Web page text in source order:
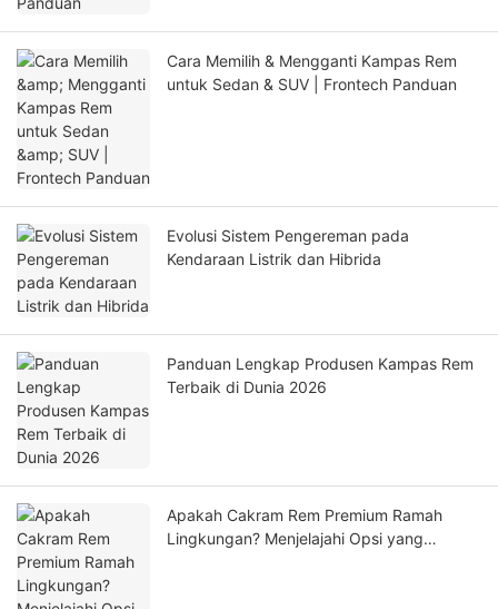
Cara Memilih & Mengganti Kampas Rem
untuk Sedan & SUV | Frontech Panduan
Evolusi Sistem Pengereman pada
Kendaraan Listrik dan Hibrida
Panduan Lengkap Produsen Kampas Rem
Terbaik di Dunia 2026
Apakah Cakram Rem Premium Ramah
Lingkungan? Menjelajahi Opsi yang